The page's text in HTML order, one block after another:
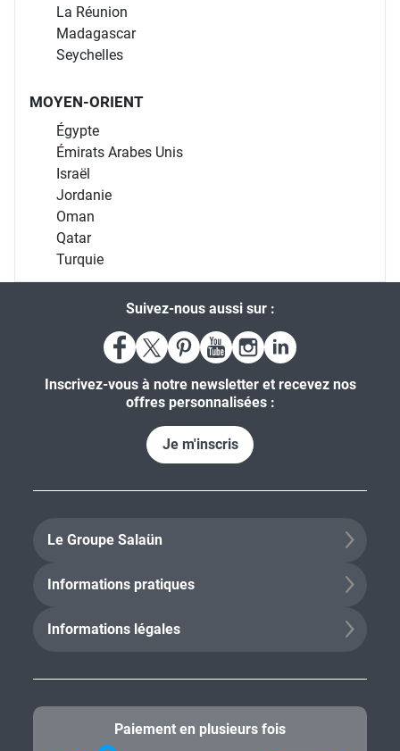
La Réunion
Madagascar
Seychelles
MOYEN-ORIENT
Égypte
Émirats Arabes Unis
Israël
Jordanie
Oman
Qatar
Turquie
Suivez-nous aussi sur :
Inscrivez-vous à notre newsletter et recevez nos
offres personnalisées :
Je m'inscris
Le Groupe Salaün
Informations pratiques
Informations légales
Paiement en plusieurs fois